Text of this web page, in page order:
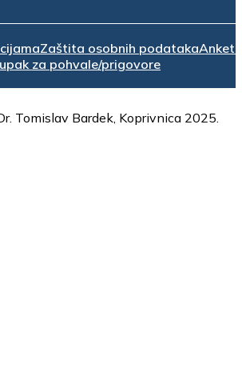
Zaštita osobnih podatakaAnketa
za pohvale/prigovore
Tomislav Bardek, Koprivnica 2025.